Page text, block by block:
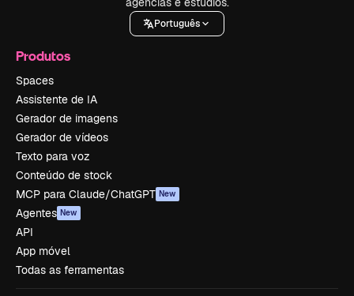
Português
Produtos
Spaces
Assistente de IA
Gerador de imagens
Gerador de vídeos
Texto para voz
Conteúdo de stock
MCP para Claude/ChatGPT New
Agentes New
API
App móvel
Todas as ferramentas